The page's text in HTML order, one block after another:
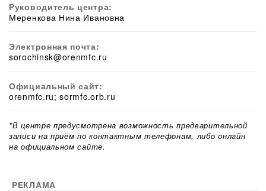
Руководитель центра:
Меренкова Нина Ивановна
Электронная почта:
sorochinsk@orenmfc.ru
Официальный сайт:
orenmfc.ru; sormfc.orb.ru
*В центре предусмотрена возможность предварительной
записи на приём по контактным телефонам, либо онлайн
на официальном сайте.
РЕКЛАМА